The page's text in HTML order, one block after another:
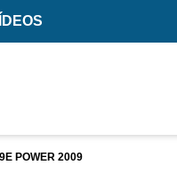
POWER 2009